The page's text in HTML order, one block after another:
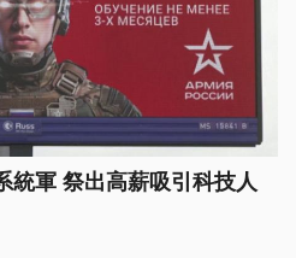
統軍 祭出高薪吸引科技人